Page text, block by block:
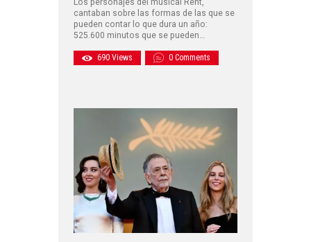
Los personajes del musical Rent,
cantaban sobre las formas de las que se
pueden contar lo que dura un año:
525.600 minutos que se pueden…
690 Views 0 Comments